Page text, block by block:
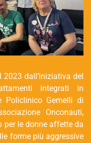
2023 dall’iniziativa del
integrati in
Policlinico Gemelli di
Onconauti,
per le donne affette da
forme più aggressive